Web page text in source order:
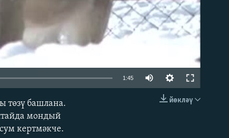
1:45
йөкләү
төзү башлана.
мондый
кертмәкче.